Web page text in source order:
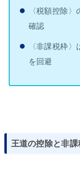
〈税額控除
確認
〈非課税枠
を回避
王道の控除と非